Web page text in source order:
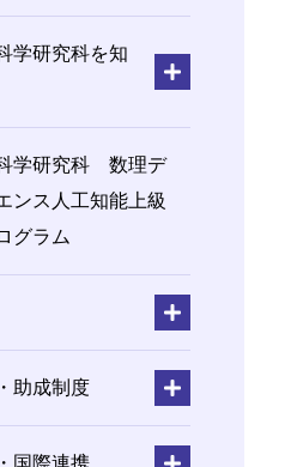
学研究科を知
学研究科 数理デ
ンス人工知能上級
グラム
助成制度
国際連携